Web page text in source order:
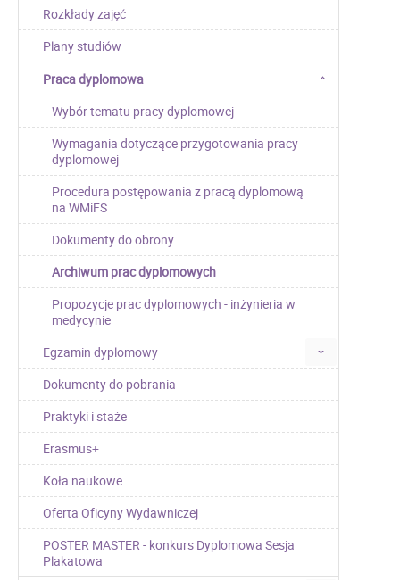
Rozkłady zajęć
Plany studiów
Praca dyplomowa
Wybór tematu pracy dyplomowej
Wymagania dotyczące przygotowania pracy
dyplomowej
Procedura postępowania z pracą dyplomową
na WMiFS
Dokumenty do obrony
Archiwum prac dyplomowych
Propozycje prac dyplomowych - inżynieria w
medycynie
Egzamin dyplomowy
Dokumenty do pobrania
Praktyki i staże
Erasmus+
Koła naukowe
Oferta Oficyny Wydawniczej
POSTER MASTER - konkurs Dyplomowa Sesja
Plakatowa